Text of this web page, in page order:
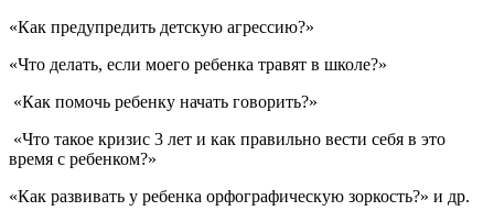
«Как предупредить детскую агрессию?»
«Что делать, если моего ребенка травят в школе?»
«Как помочь ребенку начать говорить?»
«Что такое кризис 3 лет и как правильно вести себя в это
время с ребенком?»
«Как развивать у ребенка орфографическую зоркость?» и др.